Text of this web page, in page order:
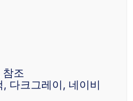
조
다크그레이, 네이비